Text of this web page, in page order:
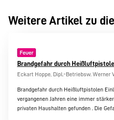
Weitere Artikel zu
Feuer
Brandgefahr durch
Eckart Hoppe, Dipl.-Betriebsw. Werner
Brandgefahr durch Heißluftpistolen
vergangenen Jahren eine immer
privaten Haushalten gefunden . Die